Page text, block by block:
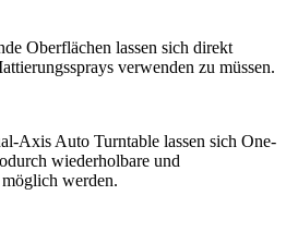
Oberflächen lassen sich direkt
verwenden zu müssen.
Axis Auto Turntable lassen sich One-
wiederholbare und
möglich werden.